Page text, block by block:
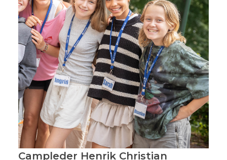
Campleder Henrik Christian